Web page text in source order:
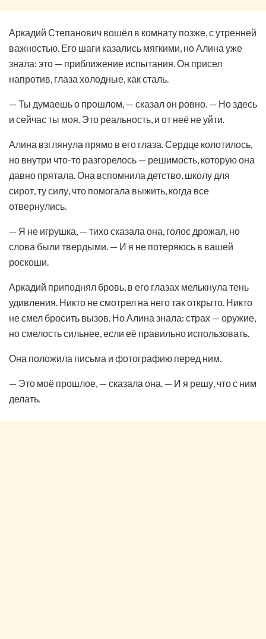
Аркадий Степанович вошёл в комнату позже, с утренней
важностью. Его шаги казались мягкими, но Алина уже
знала: это — приближение испытания. Он присел
напротив, глаза холодные, как сталь.
— Ты думаешь о прошлом, — сказал он ровно. — Но здесь
и сейчас ты моя. Это реальность, и от неё не уйти.
Алина взглянула прямо в его глаза. Сердце колотилось,
но внутри что-то разгорелось — решимость, которую она
давно прятала. Она вспомнила детство, школу для
сирот, ту силу, что помогала выжить, когда все
отвернулись.
— Я не игрушка, — тихо сказала она, голос дрожал, но
слова были твердыми. — И я не потеряюсь в вашей
роскоши.
Аркадий приподнял бровь, в его глазах мелькнула тень
удивления. Никто не смотрел на него так открыто. Никто
не смел бросить вызов. Но Алина знала: страх — оружие,
но смелость сильнее, если её правильно использовать.
Она положила письма и фотографию перед ним.
— Это моё прошлое, — сказала она. — И я решу, что с ним
делать.